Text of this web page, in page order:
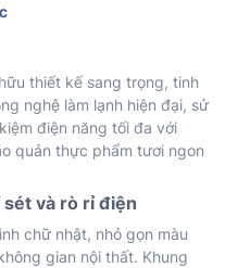
thiết kế sang trọng, tinh
nghệ làm lạnh hiện đại, sử
điện năng tối đa với
quản thực phẩm tươi ngon
và rò rỉ điện
chữ nhật, nhỏ gọn màu
gian nội thất. Khung